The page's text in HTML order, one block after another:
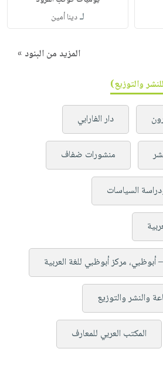
لـدينا أمين
المزيد من البنود »
والتوزيع)
دار الفارابي
منشورات ضفاف
السياسات
أبوظبي، مركز أبوظبي للغة العربية
والنشر والتوزيع
المكتب العربي للمعارف